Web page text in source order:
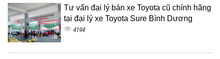
Tư vấn đại lý bán xe Toyota cũ chính hãng
tại đại lý xe Toyota Sure Bình Dương
4194